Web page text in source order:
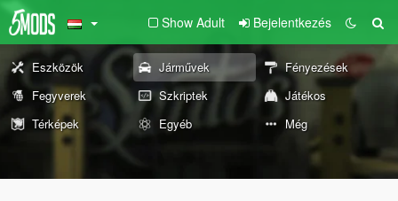
Show Adult Bejelentkezés
Eszközök Járművek
Fényezések
Fegyverek
Szkriptek
Játékos
Térképek
Egyéb Még